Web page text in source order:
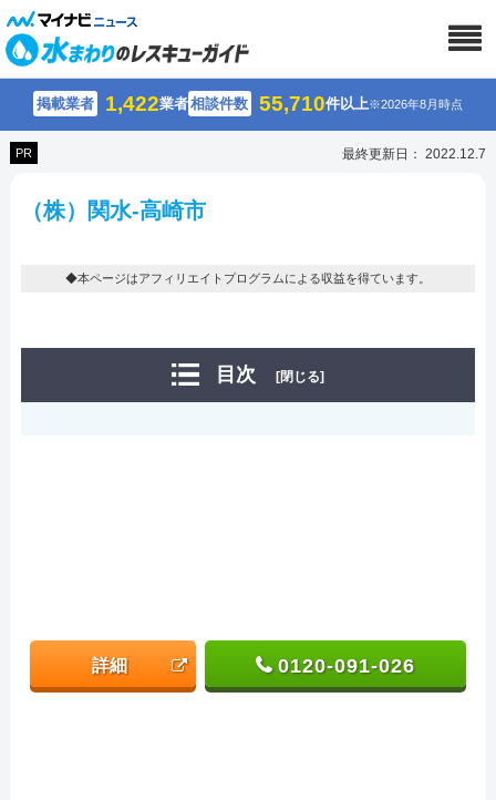
掲載業者 1,422業者相談件数 55,710件以上※2026年8月時点
PR 最終更新日： 2022.12.7
（株）関水-高崎市
◆本ページはアフィリエイトプログラムによる収益を得ています。
目次 [閉じる]
詳細 0120-091-026